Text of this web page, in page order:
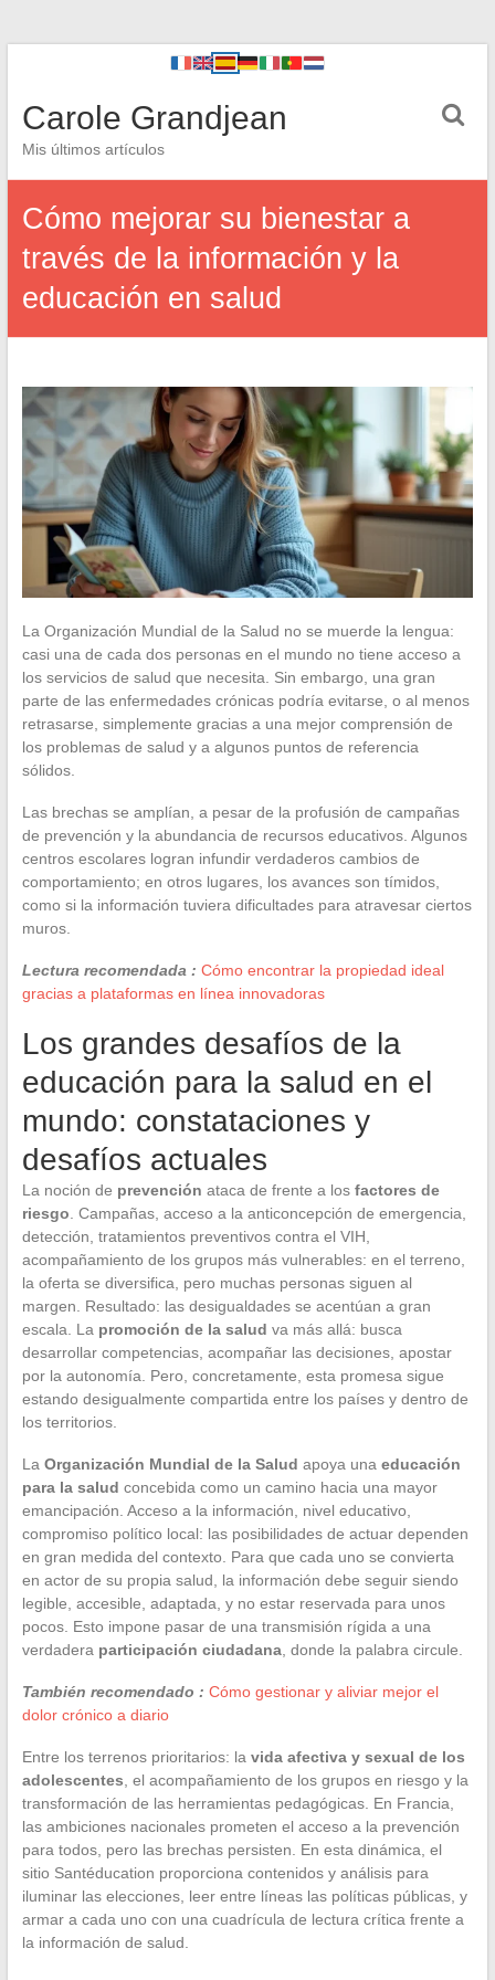
Carole Grandjean
Mis últimos artículos
Cómo mejorar su bienestar a
través de la información y la
educación en salud
La Organización Mundial de la Salud no se muerde la lengua:
casi una de cada dos personas en el mundo no tiene acceso a
los servicios de salud que necesita. Sin embargo, una gran
parte de las enfermedades crónicas podría evitarse, o al menos
retrasarse, simplemente gracias a una mejor comprensión de
los problemas de salud y a algunos puntos de referencia
sólidos.
Las brechas se amplían, a pesar de la profusión de campañas
de prevención y la abundancia de recursos educativos. Algunos
centros escolares logran infundir verdaderos cambios de
comportamiento; en otros lugares, los avances son tímidos,
como si la información tuviera dificultades para atravesar ciertos
muros.
Lectura recomendada : Cómo encontrar la propiedad ideal
gracias a plataformas en línea innovadoras
Los grandes desafíos de la
educación para la salud en el
mundo: constataciones y
desafíos actuales
La noción de prevención ataca de frente a los factores de
riesgo . Campañas, acceso a la anticoncepción de emergencia,
detección, tratamientos preventivos contra el VIH,
acompañamiento de los grupos más vulnerables: en el terreno,
la oferta se diversifica, pero muchas personas siguen al
margen. Resultado: las desigualdades se acentúan a gran
escala. La promoción de la salud va más allá: busca
desarrollar competencias, acompañar las decisiones, apostar
por la autonomía. Pero, concretamente, esta promesa sigue
estando desigualmente compartida entre los países y dentro de
los territorios.
La Organización Mundial de la Salud apoya una educación
para la salud concebida como un camino hacia una mayor
emancipación. Acceso a la información, nivel educativo,
compromiso político local: las posibilidades de actuar dependen
en gran medida del contexto. Para que cada uno se convierta
en actor de su propia salud, la información debe seguir siendo
legible, accesible, adaptada, y no estar reservada para unos
pocos. Esto impone pasar de una transmisión rígida a una
verdadera participación ciudadana, donde la palabra circule.
También recomendado : Cómo gestionar y aliviar mejor el
dolor crónico a diario
Entre los terrenos prioritarios: la vida afectiva y sexual de los
adolescentes , el acompañamiento de los grupos en riesgo y la
transformación de las herramientas pedagógicas. En Francia,
las ambiciones nacionales prometen el acceso a la prevención
para todos, pero las brechas persisten. En esta dinámica, el
sitio Santéducation proporciona contenidos y análisis para
iluminar las elecciones, leer entre líneas las políticas públicas, y
armar a cada uno con una cuadrícula de lectura crítica frente a
la información de salud.